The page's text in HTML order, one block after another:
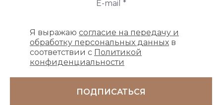
Я выражаю согласие на передачу и
обработку персональных данных в
соответствии с Политикой
конфиденциальности
ПОДПИСАТЬСЯ